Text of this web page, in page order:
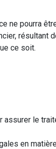
ne pourra
résultant
ce soit.
assurer le
en